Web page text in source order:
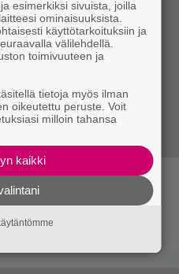
Pohjolalle –
kinoksia
esimerkiksi sivuista, joilla
ominaisuuksista.
käyttötarkoituksiin ja
välilehdellä.
toimivuuteen ja
tietoja myös ilman
oikeutettu peruste. Voit
milloin tahansa
kaikki